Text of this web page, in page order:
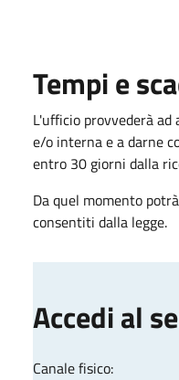
Tempi e
L'ufficio provvederà ad
e/o interna e a darne
entro 30 giorni dalla
Da quel momento
consentiti dalla legge.
Accedi al
Canale fisico: